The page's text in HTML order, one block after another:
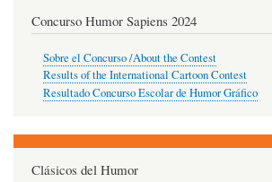
Concurso Humor Sapiens 2024
Sobre el Concurso /About the Contest
Results of the International Cartoon Contest
Resultado Concurso Escolar de Humor Gráfico
Clásicos del Humor